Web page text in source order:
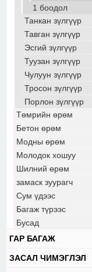
1 боодол
Танкан зүлгүүр
Тавган зүлгүүр
Эсгий зүлгүүр
Туузан зүлгүүр
Чулуун зүлгүүр
Тросон зүлгүүр
Порлон зүлгүүр
Төмрийн өрөм
Бетон өрөм
Модны өрөм
Молодок хошуу
Шилний өрөм
замаск зуурагч
Сум үдээс
Багаж түрээс
Бусад
ГАР БАГАЖ
ЗАСАЛ ЧИМЭГЛЭЛ